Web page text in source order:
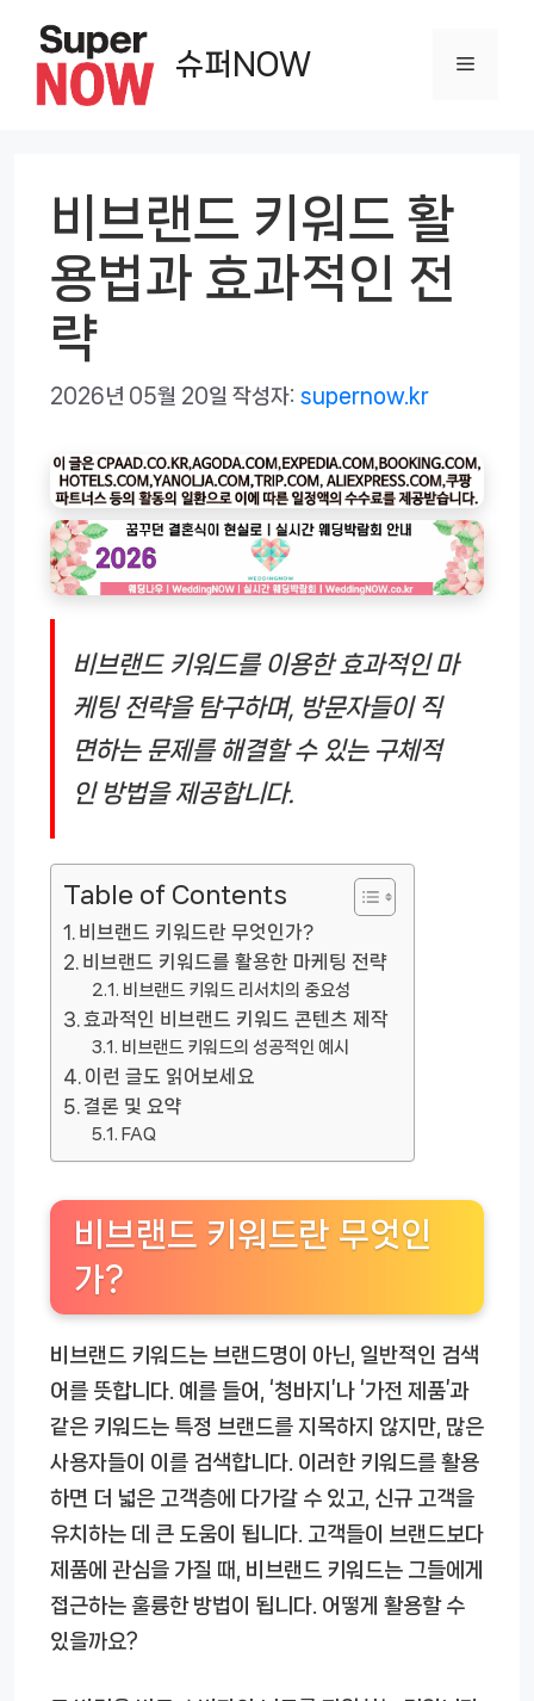
슈퍼NOW 메
비브랜드 키워드 활
용법과 효과적인 전
략
2026년 05월 20일 작성자: supernow.kr
비브랜드 키워드를 이용한 효과적인 마
케팅 전략을 탐구하며, 방문자들이 직
면하는 문제를 해결할 수 있는 구체적
인 방법을 제공합니다.
Table of Contents
비브랜드 키워드란 무엇인가?
비브랜드 키워드를 활용한 마케팅 전략
비브랜드 키워드 리서치의 중요성
효과적인 비브랜드 키워드 콘텐츠 제작
비브랜드 키워드의 성공적인 예시
이런 글도 읽어보세요
결론 및 요약
FAQ
비브랜드 키워드란 무엇인
가?
비브랜드 키워드는 브랜드명이 아닌, 일반적인 검색
어를 뜻합니다. 예를 들어, ‘청바지’나 ‘가전 제품’과
같은 키워드는 특정 브랜드를 지목하지 않지만, 많은
사용자들이 이를 검색합니다. 이러한 키워드를 활용
하면 더 넓은 고객층에 다가갈 수 있고, 신규 고객을
유치하는 데 큰 도움이 됩니다. 고객들이 브랜드보다
제품에 관심을 가질 때, 비브랜드 키워드는 그들에게
접근하는 훌륭한 방법이 됩니다. 어떻게 활용할 수
있을까요?